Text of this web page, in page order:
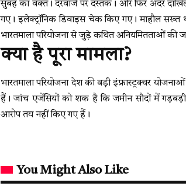
सुबह का वक्त। दरवाजे पर दस्तक। और फिर अंदर
गए। इलेक्ट्रॉनिक डिवाइस चेक किए गए। माहौल सख्त
भारतमाला परियोजना से जुड़े कथित अनियमितताओं की
क्या है पूरा मामला?
भारतमाला परियोजना देश की बड़ी इंफ्रास्ट्रक्चर
हैं। जांच एजेंसियों को शक है कि जमीन सौदों में
आरोप तय नहीं किए गए हैं।
You Might Also Like